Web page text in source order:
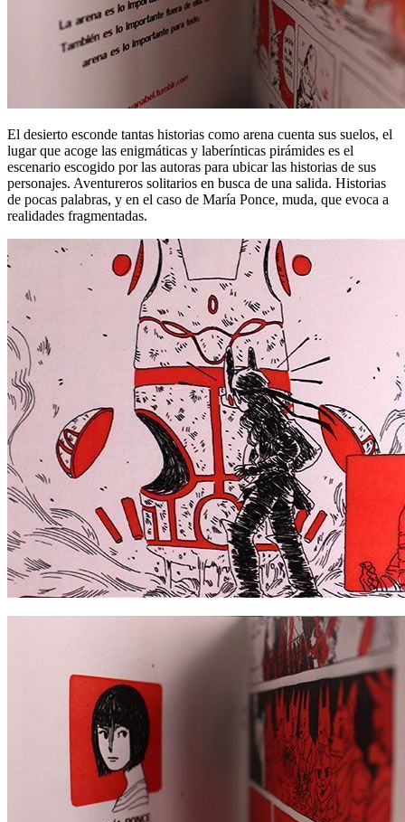
El desierto esconde tantas historias como arena cuenta sus suelos, el
lugar que acoge las enigmáticas y laberínticas pirámides es el
escenario escogido por las autoras para ubicar las historias de sus
personajes. Aventureros solitarios en busca de una salida. Historias
de pocas palabras, y en el caso de María Ponce, muda, que evoca a
realidades fragmentadas.